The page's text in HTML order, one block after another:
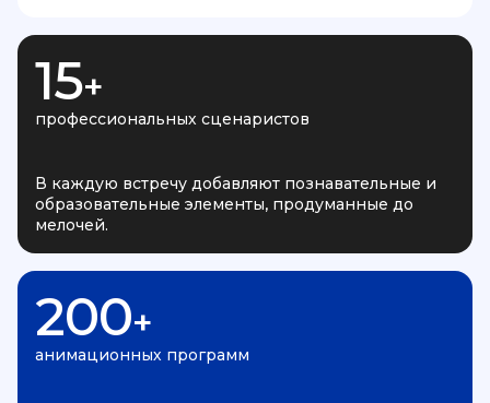
15+
профессиональных сценаристов
В каждую встречу добавляют познавательные и
образовательные элементы, продуманные до
мелочей.
200+
анимационных программ